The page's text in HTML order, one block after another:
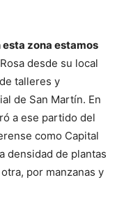
zona estamos
desde su local
talleres y
de San Martín. En
a ese partido del
como Capital
densidad de plantas
por manzanas y